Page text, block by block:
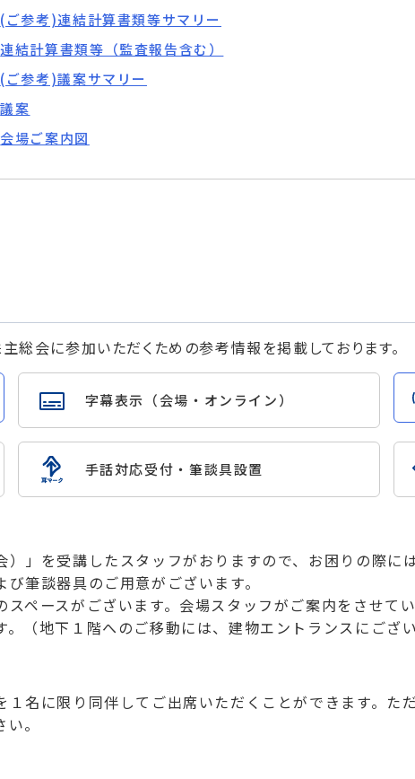
(ご参考)連結計算書類等サマリー
連結計算書類等（監査報告含む）
(ご参考)議案サマリー
議案
会場ご案内図
会に参加いただくための参考情報を掲載しております。
字幕表示（会場・オンライン）
手話対応受付・筆談具設置
」を受講したスタッフがおりますので、お困りの際に
筆談器具のご用意がございます。
ペースがございます。会場スタッフがご案内をさせてい
（地下１階へのご移動には、建物エントランスにござ
名に限り同伴してご出席いただくことができます。た
。